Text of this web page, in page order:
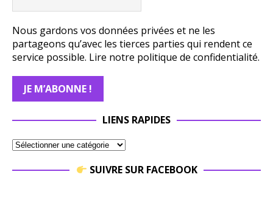
Nous gardons vos données privées et ne les
partageons qu’avec les tierces parties qui rendent ce
service possible. Lire notre politique de confidentialité.
LIENS RAPIDES
SUIVRE SUR FACEBOOK